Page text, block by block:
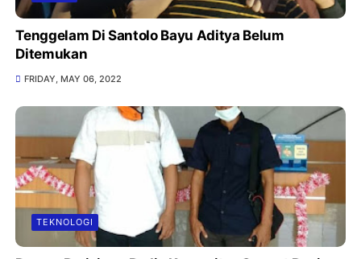
Tenggelam Di Santolo Bayu Aditya Belum
Ditemukan
FRIDAY, MAY 06, 2022
TEKNOLOGI